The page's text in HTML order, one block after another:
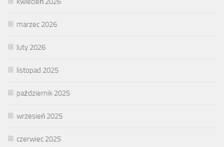
marzec 2026
luty 2026
listopad 2025
październik 2025
wrzesień 2025
czerwiec 2025